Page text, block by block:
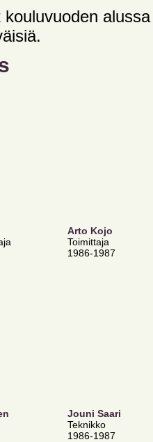
Arto Kojo
Toimittaja
1986-1987
Jouni Saari
Teknikko
1986-1987